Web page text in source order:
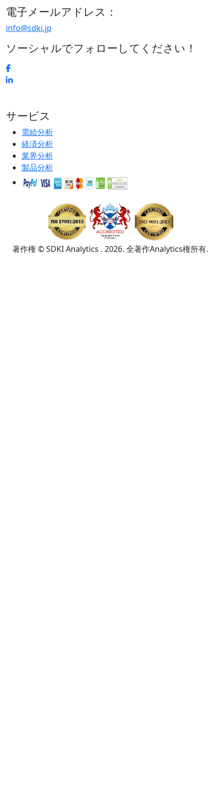
電子メールアドレス：
info@sdki.jp
ソーシャルでフォローしてください！
サービス
需給分析
経済分析
業界分析
製品分析
著作権 © SDKI Analytics . 2026. 全著作Analytics権所有.